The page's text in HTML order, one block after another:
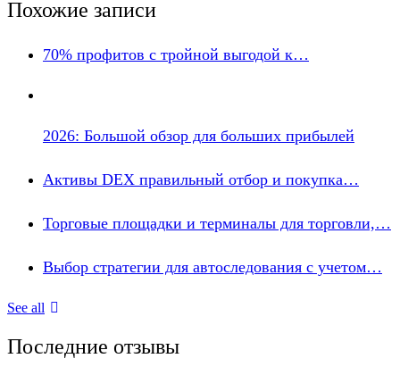
Похожие записи
70% профитов с тройной выгодой к…
2026: Большой обзор для больших прибылей
Активы DEX правильный отбор и покупка…
Торговые площадки и терминалы для торговли,…
Выбор стратегии для автоследования с учетом…
See all
Последние отзывы